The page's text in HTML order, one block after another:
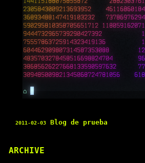
2011-02-03Blog de prueba
ARCHIVE